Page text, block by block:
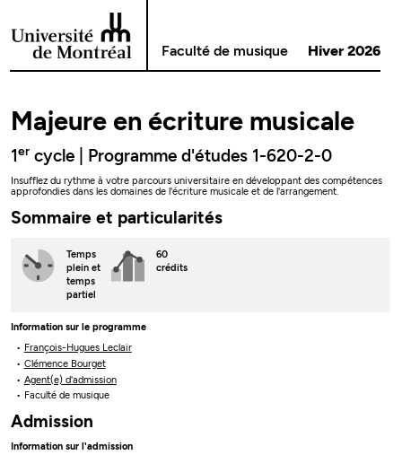
Passer au contenu
Faculté de musique Hiver 2026
Majeure en écriture musicale
1er cycle | Programme d'études 1-620-2-0
Insufflez du rythme à votre parcours universitaire en développant des compétences
approfondies dans les domaines de l'écriture musicale et de l'arrangement.
Sommaire et particularités
Temps
plein et
temps
partiel
60
crédits
Information sur le programme
François-Hugues Leclair
Clémence Bourget
Agent(e) d'admission
Faculté de musique
Admission
Information sur l'admission